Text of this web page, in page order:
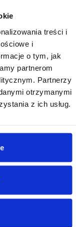
treści i
i
o tym, jak
partnerom
Partnerzy
otrzymanymi
z ich usług.